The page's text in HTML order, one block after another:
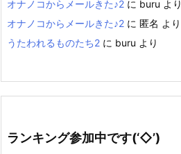
オナノコからメールきた♪2 に buru より
オナノコからメールきた♪2 に 匿名 より
うたわれるものたち2 に buru より
ランキング参加中です(‘◇’)ゞ